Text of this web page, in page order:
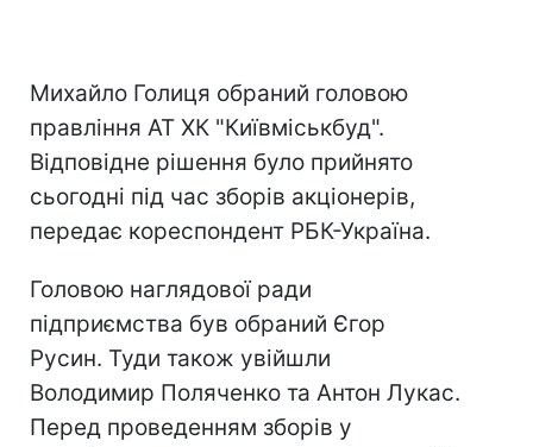
Михайло Голиця обраний головою
правління АТ ХК "Київміськбуд".
Відповідне рішення було прийнято
сьогодні під час зборів акціонерів,
передає кореспондент РБК-Україна.
Головою наглядової ради
підприємства був обраний Єгор
Русин. Туди також увійшли
Володимир Поляченко та Антон Лукас.
Перед проведенням зборів у